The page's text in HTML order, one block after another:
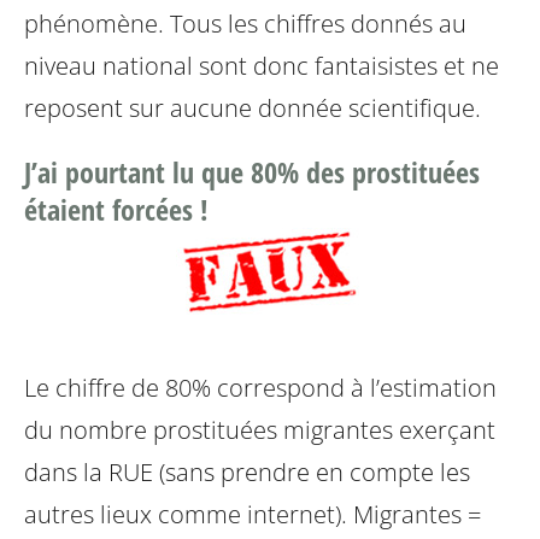
phénomène. Tous les chiffres donnés au
niveau national sont donc fantaisistes et ne
reposent sur aucune donnée scientifique.
J’ai pourtant lu que 80% des prostituées
étaient forcées !
Le chiffre de 80% correspond à l’estimation
du nombre prostituées migrantes exerçant
dans la RUE (sans prendre en compte les
autres lieux comme internet). Migrantes =